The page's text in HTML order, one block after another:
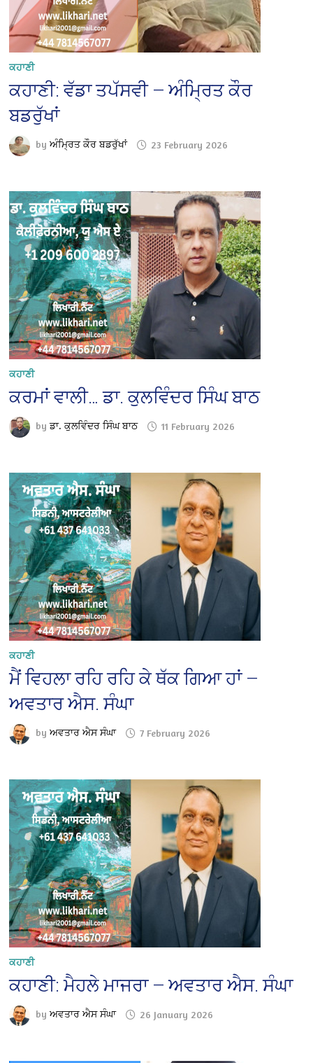
ਕਹਾਣੀ
ਕਹਾਣੀ: ਵੱਡਾ ਤਪੱਸਵੀ — ਅੰਮ੍ਰਿਤ ਕੌਰ
ਬਡਰੁੱਖਾਂ
byਅੰਮ੍ਰਿਤ ਕੌਰ ਬਡਰੁੱਖਾਂ 23 February 2026
ਕਹਾਣੀ
ਕਰਮਾਂ ਵਾਲੀ… ਡਾ. ਕੁਲਵਿੰਦਰ ਸਿੰਘ ਬਾਠ
byਡਾ. ਕੁਲਵਿੰਦਰ ਸਿੰਘ ਬਾਠ 11 February 2026
ਕਹਾਣੀ
ਮੈਂ ਵਿਹਲਾ ਰਹਿ ਰਹਿ ਕੇ ਥੱਕ ਗਿਆ ਹਾਂ —
ਅਵਤਾਰ ਐਸ. ਸੰਘਾ
byਅਵਤਾਰ ਐਸ ਸੰਘਾ 7 February 2026
ਕਹਾਣੀ
ਕਹਾਣੀ: ਮੈਹਲੇ ਮਾਜਰਾ — ਅਵਤਾਰ ਐਸ. ਸੰਘਾ
byਅਵਤਾਰ ਐਸ ਸੰਘਾ 26 January 2026